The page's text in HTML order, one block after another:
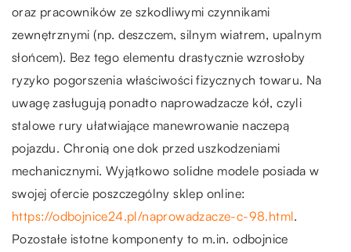
oraz pracowników ze szkodliwymi czynnikami
zewnętrznymi (np. deszczem, silnym wiatrem, upalnym
słońcem). Bez tego elementu drastycznie wzrosłoby
ryzyko pogorszenia właściwości fizycznych towaru. Na
uwagę zasługują ponadto naprowadzacze kół, czyli
stalowe rury ułatwiające manewrowanie naczepą
pojazdu. Chronią one dok przed uszkodzeniami
mechanicznymi. Wyjątkowo solidne modele posiada w
swojej ofercie poszczególny sklep online:
https://odbojnice24.pl/naprowadzacze-c-98.html.
Pozostałe istotne komponenty to m.in. odbojnice